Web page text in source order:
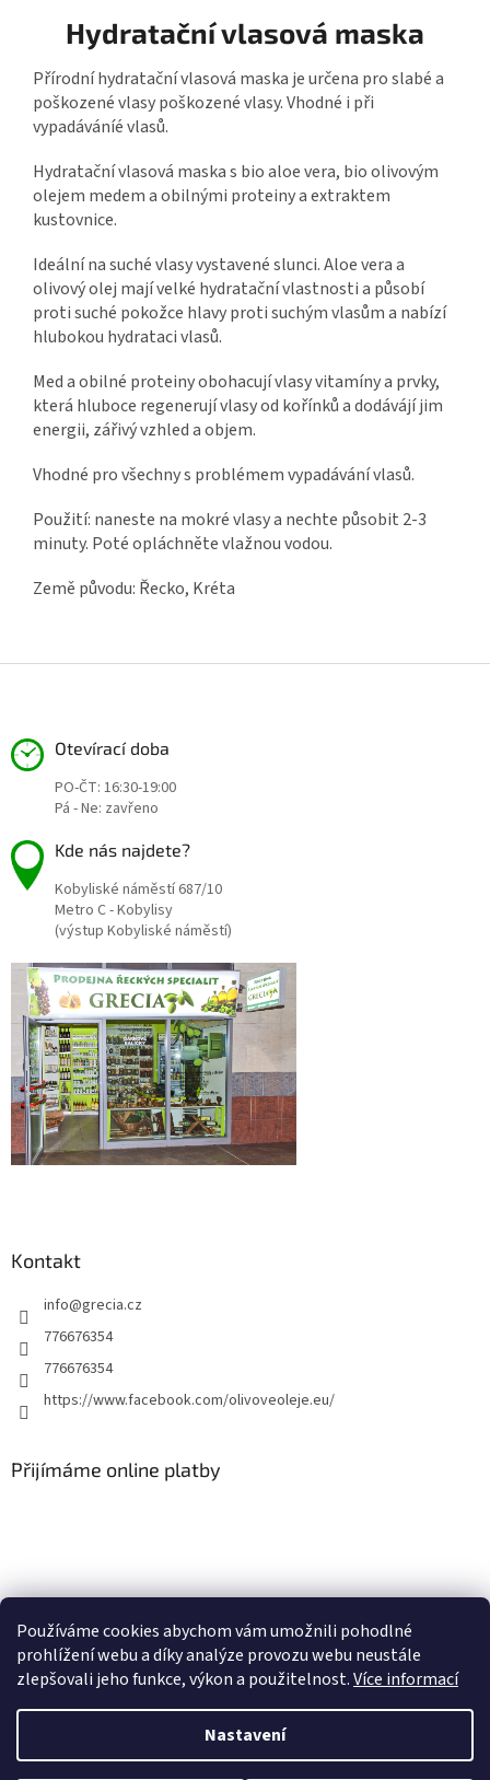
Používáme cookies abychom vám umožnili pohodlné
prohlížení webu a díky analýze provozu webu neustále
zlepšovali jeho funkce, výkon a použitelnost.Více informací
Nastavení
Hydratační vlasová maska
Přírodní hydratační vlasová maska je určena pro slabé a
poškozené vlasy poškozené vlasy. Vhodné i při
vypadáváníé vlasů.
Hydratační vlasová maska s bio aloe vera, bio olivovým
olejem medem a obilnými proteiny a extraktem
kustovnice.
Ideální na suché vlasy vystavené slunci. Aloe vera a
olivový olej mají velké hydratační vlastnosti a působí
proti suché pokožce hlavy proti suchým vlasům a nabízí
hlubokou hydrataci vlasů.
Med a obilné proteiny obohacují vlasy vitamíny a prvky,
která hluboce regenerují vlasy od kořínků a dodávájí jim
energii, zářivý vzhled a objem.
Vhodné pro všechny s problémem vypadávání vlasů.
Použití: naneste na mokré vlasy a nechte působit 2-3
minuty. Poté opláchněte vlažnou vodou.
Země původu: Řecko, Kréta
Otevírací doba
PO-ČT: 16:30-19:00
Pá - Ne: zavřeno
Kde nás najdete?
Kobyliské náměstí 687/10
Metro C - Kobylisy
(výstup Kobyliské náměstí)
Kontakt
info@grecia.cz
776676354
776676354
https://www.facebook.com/olivoveoleje.eu/
Přijímáme online platby
Olivove-oleje.eu Naše stará webová stránka
Vytvořil Shoptet